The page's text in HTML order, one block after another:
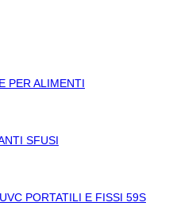
PER ALIMENTI
SFUSI
PORTATILI E FISSI 59S